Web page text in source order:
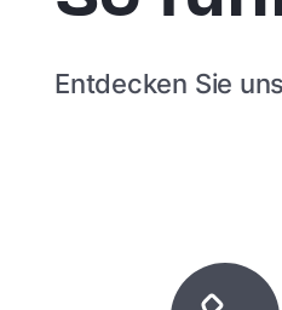
Entdecken Sie